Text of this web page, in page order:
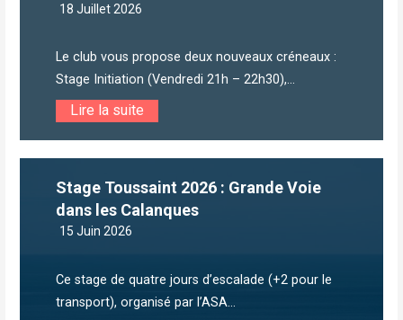
18 Juillet 2026
Le club vous propose deux nouveaux créneaux :
Stage Initiation (Vendredi 21h – 22h30),...
Lire la suite
Stage Toussaint 2026 : Grande Voie
dans les Calanques
15 Juin 2026
Ce stage de quatre jours d’escalade (+2 pour le
transport), organisé par l’ASA...